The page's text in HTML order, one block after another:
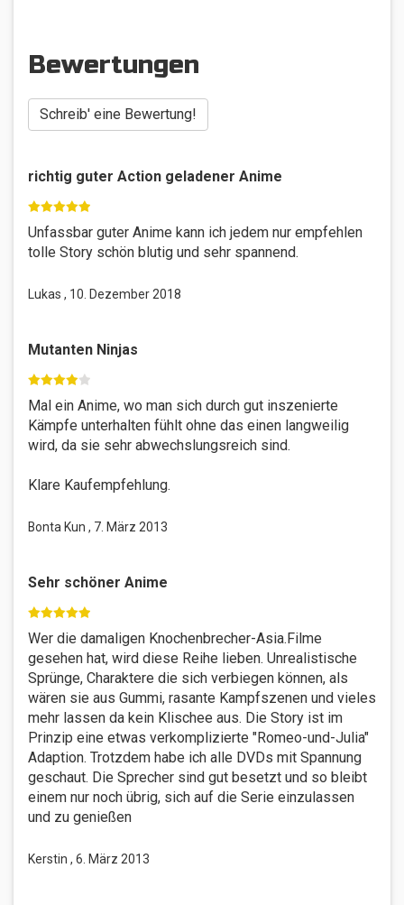
Bewertungen
Schreib' eine Bewertung!
richtig guter Action geladener Anime
Unfassbar guter Anime kann ich jedem nur empfehlen
tolle Story schön blutig und sehr spannend.
Lukas , 10. Dezember 2018
Mutanten Ninjas
Mal ein Anime, wo man sich durch gut inszenierte
Kämpfe unterhalten fühlt ohne das einen langweilig
wird, da sie sehr abwechslungsreich sind.
Klare Kaufempfehlung.
Bonta Kun , 7. März 2013
Sehr schöner Anime
Wer die damaligen Knochenbrecher-Asia.Filme
gesehen hat, wird diese Reihe lieben. Unrealistische
Sprünge, Charaktere die sich verbiegen können, als
wären sie aus Gummi, rasante Kampfszenen und vieles
mehr lassen da kein Klischee aus. Die Story ist im
Prinzip eine etwas verkomplizierte "Romeo-und-Julia"
Adaption. Trotzdem habe ich alle DVDs mit Spannung
geschaut. Die Sprecher sind gut besetzt und so bleibt
einem nur noch übrig, sich auf die Serie einzulassen
und zu genießen
Kerstin , 6. März 2013